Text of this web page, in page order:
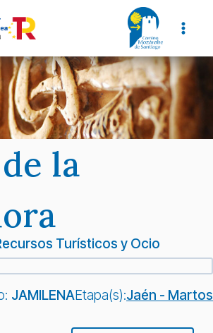
la
Turísticos y Ocio
JAMILENAEtapa(s):Jaén - Martos